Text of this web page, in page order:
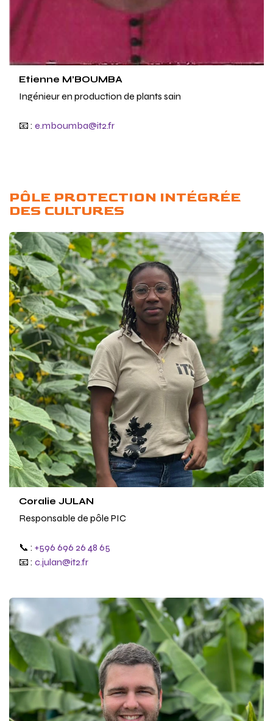
Etienne M’BOUMBA
Ingénieur en production de plants sain
📧 : e.mboumba@it2.fr
PÔLE PROTECTION INTÉGRÉE
DES CULTURES
Coralie JULAN
Responsable de pôle PIC
📞 : +596 696 26 48 65
📧 : c.julan@it2.fr